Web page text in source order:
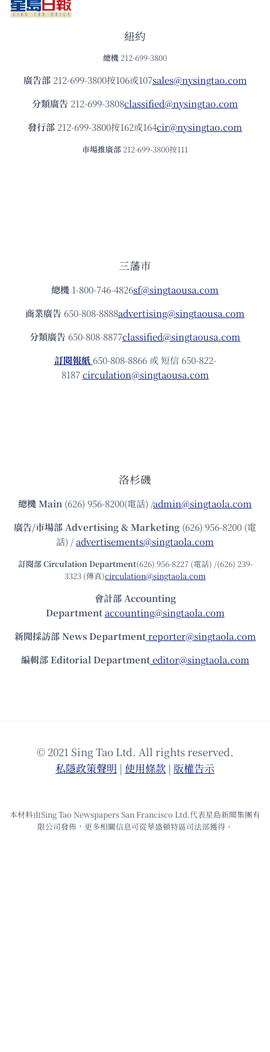
紐約
總機 212-699-3800
廣告部212-699-3800按106或107sales@nysingtao.com
分類廣告 212-699-3808classified@nysingtao.com
發⾏部 212-699-3800按162或164cir@nysingtao.com
市場推廣部 212-699-3800按111
三藩市
總機 1-800-746-4826sf@singtaousa.com
商業廣告 650-808-8888advertising@singtaousa.com
分類廣告 650-808-8877classified@singtaousa.com
訂閱報紙 650-808-8866 或 短信 650-822-
8187circulation@singtaousa.com
洛杉磯
總機Main (626) 956-8200(電話) /admin@singtaola.com
廣告/市場部Advertising & Marketing (626) 956-8200 (電
話) /advertisements@singtaola.com
訂閱部 Circulation Department(626) 956-8227 (電話) /(626) 239-
3323 (傳真)circulation@singtaola.com
會計部 Accounting
Department accounting@singtaola.com
新聞採訪部 News Department reporter@singtaola.com
編輯部 Editorial Department editor@singtaola.com
© 2021 Sing Tao Ltd. All rights reserved.
私隱政策聲明 | 使⽤條款 | 版權告⽰
本材料由Sing Tao Newspapers San Francisco Ltd.代表星島新聞集團有
限公司發佈，更多相關信息可從華盛頓特區司法部獲得。